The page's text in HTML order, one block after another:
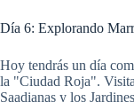
Día 6: Explorando
Hoy tendrás un día
la "Ciudad Roja".
Saadianas y los